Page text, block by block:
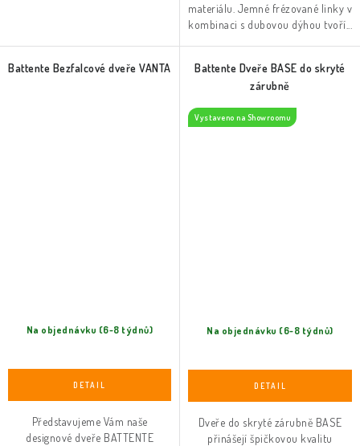
materiálu. Jemné frézované linky v
kombinaci s dubovou dýhou tvoří...
Battente Bezfalcové dveře VANTA
Na objednávku (6-8 týdnů)
Představujeme Vám naše
designové dveře BATTENTE
Battente Dveře BASE do skryté
zárubně
Vystaveno na Showroomu
Na objednávku (6-8 týdnů)
Dveře do skryté zárubně BASE
přinášejí špičkovou kvalitu